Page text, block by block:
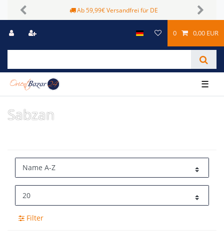
Ab 59,99€ Versandfrei für DE
Previous Next
0 0,00 EUR
☰
Sabzan
Filter